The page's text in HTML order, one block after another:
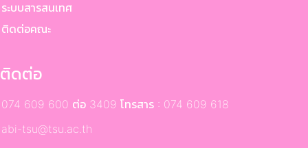
บบสารสนเทศ
ดต่อคณะ
ติดต่อ
609 600 ต่อ 3409 โทรสาร : 074 609 618
tsu@tsu.ac.th